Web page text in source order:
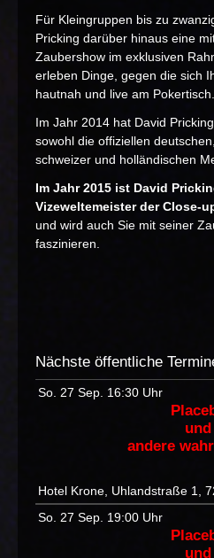
Für Kleingruppen bis zu
Pricking darüber hinaus eine
Zaubershow im exklusiven
erleben Dinge, gegen die sich
hautnah und live am Pokertisch.
Im Jahr 2014 hat David
sowohl die offiziellen
schweizer und holländischen
Im Jahr 2015 ist David
Vizeweltemeister der Close-
und wird auch Sie mit seiner
faszinieren.
Nächste öffentliche
So. 27 Sep. 16:30 Uhr
und
andere
Hotel Krone, Uhlandstraße 1,
So. 27 Sep. 19:00 Uhr
und